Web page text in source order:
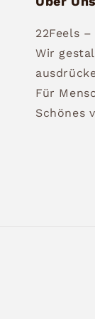
22Feels
Wir
Für
Schönes